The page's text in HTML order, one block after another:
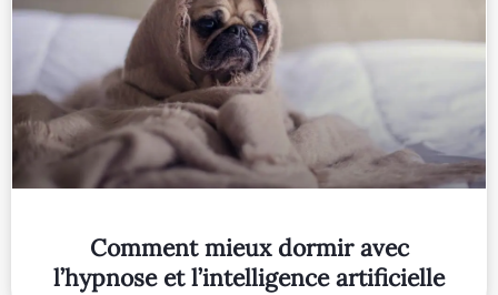
Comment mieux dormir avec
l’hypnose et l’intelligence artificielle